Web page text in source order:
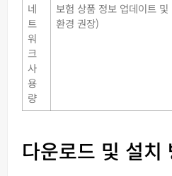
네
트
워
크
사
용
량
보험 상품 정보 업데이트
환경 권장)
다운로드 및 설치